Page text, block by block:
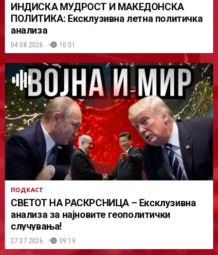
ИНДИСКА МУДРОСТ И МАКЕДОНСКА
ПОЛИТИКА: Ексклузивна летна политичка
анализа
04.08.2026. 10:01
ПОДКАСТ
СВЕТОТ НА РАСКРСНИЦА – Ексклузивна
анализа за најновите геополитички
случувања!
27.07.2026. 09:19